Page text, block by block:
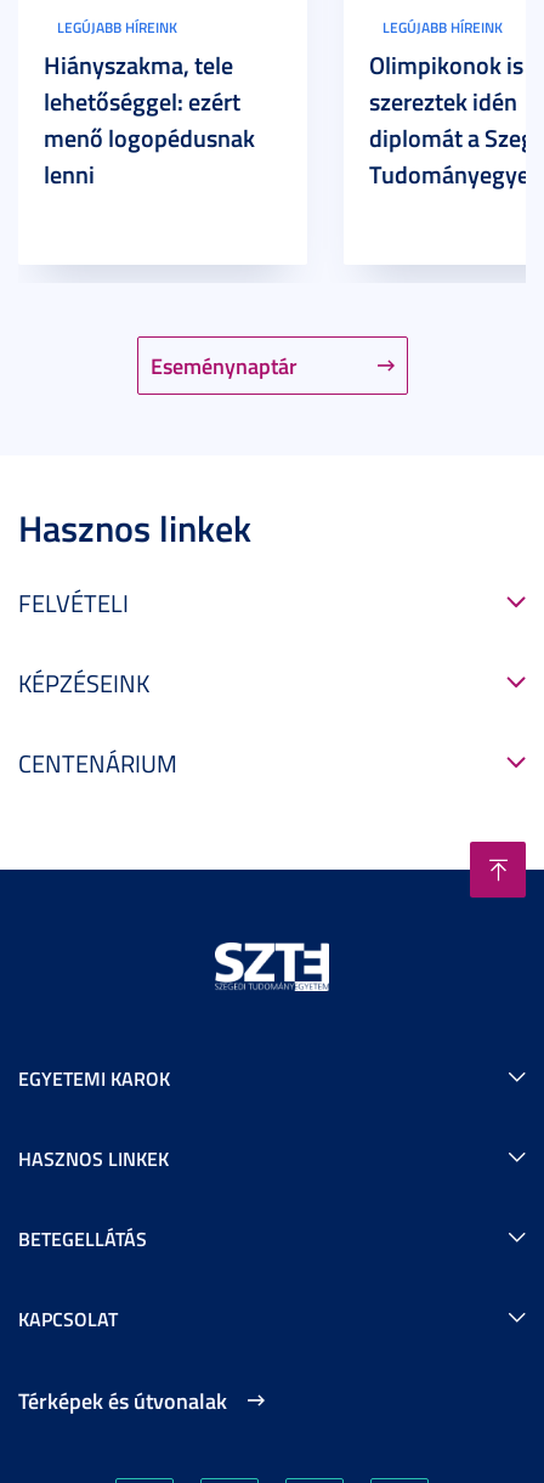
Eseménynaptár
LEGÚJABB HÍREINK
Hiányszakma, tele
lehetőséggel: ezért
menő logopédusnak
lenni
LEGÚJABB HÍREINK
Olimpikonok is
szereztek idén
diplomát a
Hasznos linkek
FELVÉTELI
KÉPZÉSEINK
CENTENÁRIUM
EGYETEMI KAROK
HASZNOS LINKEK
BETEGELLÁTÁS
KAPCSOLAT
Térképek és útvonalak